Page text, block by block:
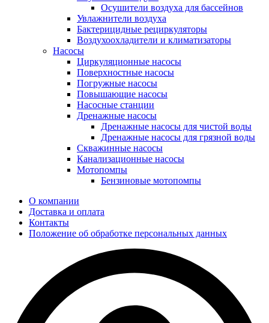
Осушители воздуха для бассейнов
Увлажнители воздуха
Бактерицидные рециркуляторы
Воздухоохладители и климатизаторы
Насосы
Циркуляционные насосы
Поверхностные насосы
Погружные насосы
Повышающие насосы
Насосные станции
Дренажные насосы
Дренажные насосы для чистой воды
Дренажные насосы для грязной воды
Скважинные насосы
Канализационные насосы
Мотопомпы
Бензиновые мотопомпы
О компании
Доставка и оплата
Контакты
Положение об обработке персональных данных